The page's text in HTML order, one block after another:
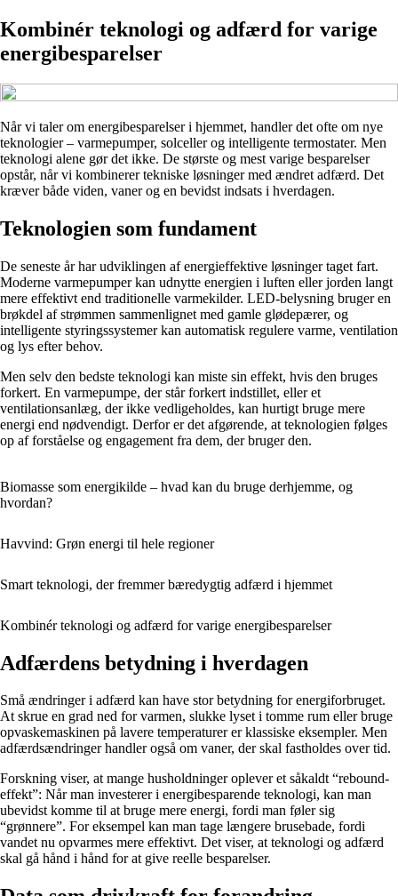
Kombinér teknologi og adfærd for varige
energibesparelser
Når vi taler om energibesparelser i hjemmet, handler det ofte om nye
teknologier – varmepumper, solceller og intelligente termostater. Men
teknologi alene gør det ikke. De største og mest varige besparelser
opstår, når vi kombinerer tekniske løsninger med ændret adfærd. Det
kræver både viden, vaner og en bevidst indsats i hverdagen.
Teknologien som fundament
De seneste år har udviklingen af energieffektive løsninger taget fart.
Moderne varmepumper kan udnytte energien i luften eller jorden langt
mere effektivt end traditionelle varmekilder. LED-belysning bruger en
brøkdel af strømmen sammenlignet med gamle glødepærer, og
intelligente styringssystemer kan automatisk regulere varme, ventilation
og lys efter behov.
Men selv den bedste teknologi kan miste sin effekt, hvis den bruges
forkert. En varmepumpe, der står forkert indstillet, eller et
ventilationsanlæg, der ikke vedligeholdes, kan hurtigt bruge mere
energi end nødvendigt. Derfor er det afgørende, at teknologien følges
op af forståelse og engagement fra dem, der bruger den.
Biomasse som energikilde – hvad kan du bruge derhjemme, og
hvordan?
Havvind: Grøn energi til hele regioner
Smart teknologi, der fremmer bæredygtig adfærd i hjemmet
Kombinér teknologi og adfærd for varige energibesparelser
Adfærdens betydning i hverdagen
Små ændringer i adfærd kan have stor betydning for energiforbruget.
At skrue en grad ned for varmen, slukke lyset i tomme rum eller bruge
opvaskemaskinen på lavere temperaturer er klassiske eksempler. Men
adfærdsændringer handler også om vaner, der skal fastholdes over tid.
Forskning viser, at mange husholdninger oplever et såkaldt “rebound-
effekt”: Når man investerer i energibesparende teknologi, kan man
ubevidst komme til at bruge mere energi, fordi man føler sig
“grønnere”. For eksempel kan man tage længere brusebade, fordi
vandet nu opvarmes mere effektivt. Det viser, at teknologi og adfærd
skal gå hånd i hånd for at give reelle besparelser.